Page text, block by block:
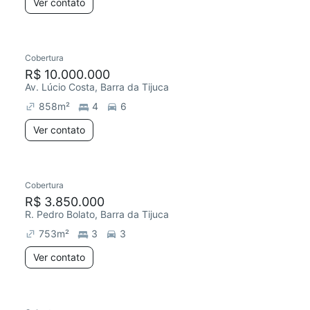
Ver contato
Cobertura
R$ 10.000.000
Av. Lúcio Costa, Barra da Tijuca
858m² 4
6
Ver contato
Cobertura
R$ 3.850.000
R. Pedro Bolato, Barra da Tijuca
753m² 3
3
Ver contato